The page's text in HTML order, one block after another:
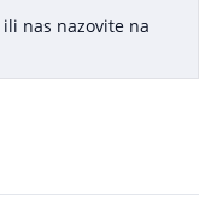
ili nas nazovite na